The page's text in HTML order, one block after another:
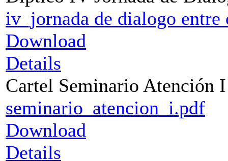
iv_jornada de dialogo entre
Download
Details
Cartel Seminario Atención I
seminario_atencion_i.pdf
Download
Details